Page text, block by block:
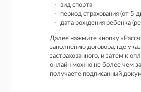
вид спорта
период страхования (от 5
дата рождения ребенка
Далее нажмите кнопку
заполнению договора, где
застрахованного, и затем к
онлайн можно не более чем
получаете подписанный